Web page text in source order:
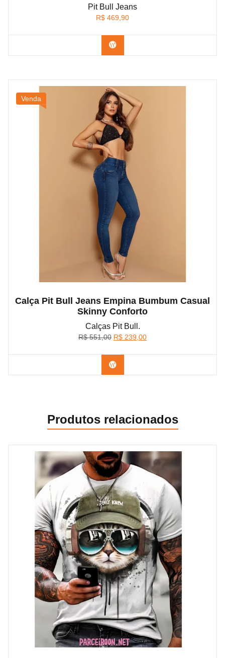
Pit Bull Jeans
R$ 469,90
Confira na Shopee
Venda
Calça Pit Bull Jeans Empina Bumbum Casual
Skinny Conforto
Calças Pit Bull.
R$551,00 O
original
era:
R$ 551,00.
R$ 239,00O
Confira na Shopee
Produtos relacionados